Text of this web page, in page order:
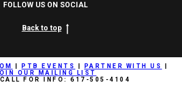
FOLLOW US ON SOCIAL
Back to top
PTB EVENTS PARTNER WITH US
OUR MAILING LIST
FOR INFO: 617-505-4104